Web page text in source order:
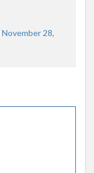
November 28,